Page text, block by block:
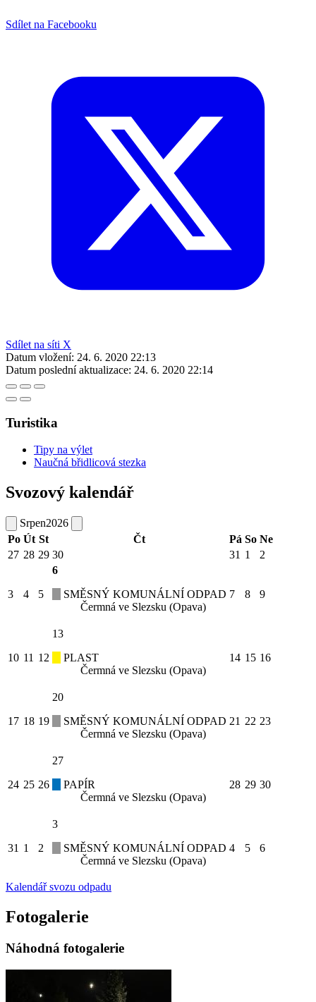
Sdílet na Facebooku
Sdílet na síti X
Datum vložení: 24. 6. 2020 22:13
Datum poslední aktualizace: 24. 6. 2020 22:14
Turistika
Tipy na výlet
Naučná břidlicová stezka
Svozový kalendář
Srpen2026
Po Út St Čt Pá So Ne
27 28 29 30 31 1 2
3 4 5
6
SMĚSNÝ KOMUNÁLNÍ ODPAD
Čermná ve Slezsku (Opava)
7 8 9
10 11 12
13
PLAST
Čermná ve Slezsku (Opava)
14 15 16
17 18 19
20
SMĚSNÝ KOMUNÁLNÍ ODPAD
Čermná ve Slezsku (Opava)
21 22 23
24 25 26
27
PAPÍR
Čermná ve Slezsku (Opava)
28 29 30
31 1 2
3
SMĚSNÝ KOMUNÁLNÍ ODPAD
Čermná ve Slezsku (Opava)
4 5 6
Kalendář svozu odpadu
Fotogalerie
Náhodná fotogalerie